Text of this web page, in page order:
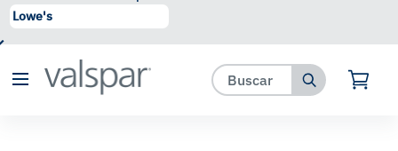
se ha agregado a favoritos.